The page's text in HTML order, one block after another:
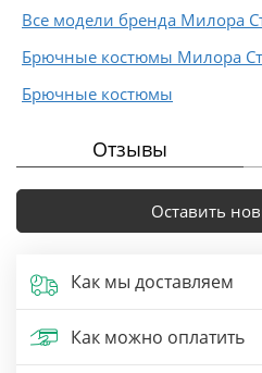
Все модели бренда Милора
Брючные костюмы Милора
Брючные костюмы
Отзывы
Оставить
Как мы доставляем
Как можно оплатить